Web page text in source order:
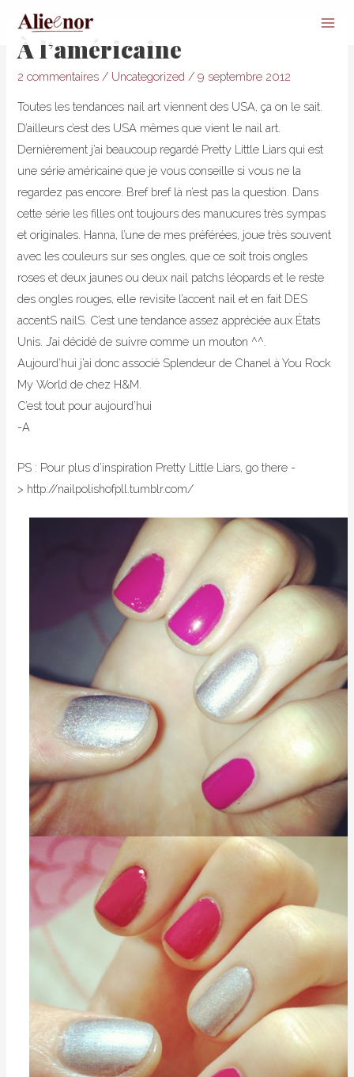
À l’américaine
2 commentaires / Uncategorized /9 septembre 2012
Toutes les tendances nail art viennent des USA, ça on le sait.
D’ailleurs c’est des USA mêmes que vient le nail art.
Dernièrement j’ai beaucoup regardé Pretty Little Liars qui est
une série américaine que je vous conseille si vous ne la
regardez pas encore. Bref bref là n’est pas la question. Dans
cette série les filles ont toujours des manucures très sympas
et originales. Hanna, l’une de mes préférées, joue très souvent
avec les couleurs sur ses ongles, que ce soit trois ongles
roses et deux jaunes ou deux nail patchs léopards et le reste
des ongles rouges, elle revisite l’accent nail et en fait DES
accentS nailS. C’est une tendance assez appréciée aux États
Unis. J’ai décidé de suivre comme un mouton ^^.
Aujourd’hui j’ai donc associé Splendeur de Chanel à You Rock
My World de chez H&M.
C’est tout pour aujourd’hui
-A
PS : Pour plus d’inspiration Pretty Little Liars, go there -
> http://nailpolishofpll.tumblr.com/